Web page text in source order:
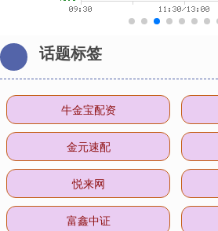
话题标签
牛金宝配资
金元速配
悦来网
富鑫中证